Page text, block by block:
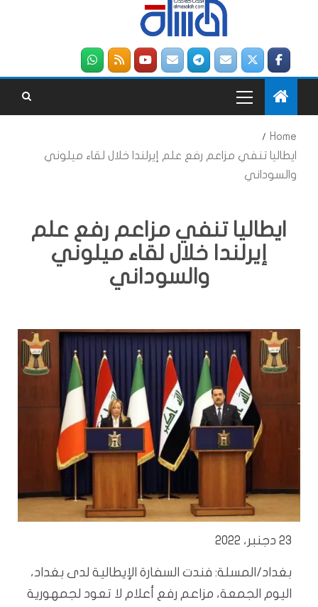
Home
ايطاليا تنفي مزاعم رفع علم إيرلندا خلال لقاء ميلوني
والسوداني
ايطاليا تنفي مزاعم رفع علم
إيرلندا خلال لقاء ميلوني
والسوداني
23 دجنبر، 2022
بغداد/المسلة: فندت السفارة الإيطالية لدى بغداد،
اليوم الجمعة، مزاعم رفع أعلام لا تعود لجمهورية